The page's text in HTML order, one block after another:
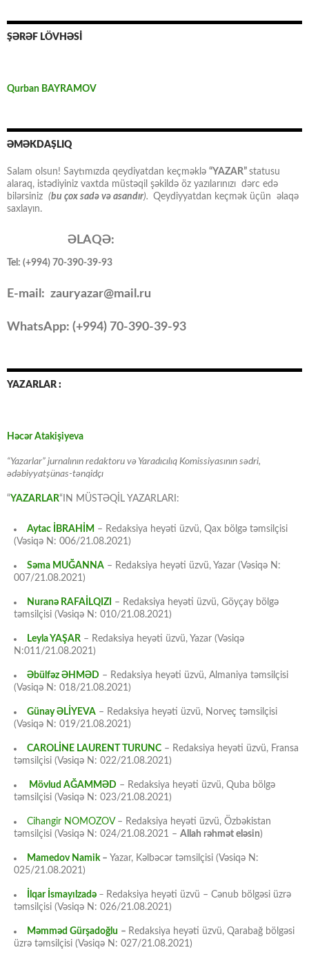
ŞƏRƏF LÖVHƏSİ
Qurban BAYRAMOV
ƏMƏKDAŞLIQ
Salam olsun! Saytımızda qeydiyatdan keçməklə “YAZAR” statusu
alaraq, istədiyiniz vaxtda müstəqil şəkildə öz yazılarınızı dərc edə
bilərsiniz (bu çox sadə və asandır). Qeydiyyatdan keçmək üçün əlaqə
saxlayın.
ƏLAQƏ:
Tel: (+994) 70-390-39-93
E-mail: zauryazar@mail.ru
WhatsApp: (+994) 70-390-39-93
YAZARLAR :
Həcər Atakişiyeva
“Yazarlar” jurnalının redaktoru və Yaradıcılıq Komissiyasının sədri,
ədəbiyyatşünas-tənqidçı
“YAZARLAR“IN MÜSTƏQİL YAZARLARI:
Aytac İBRAHİM – Redaksiya heyəti üzvü, Qax bölgə təmsilçisi
(Vəsiqə N: 006/21.08.2021)
Səma MUĞANNA – Redaksiya heyəti üzvü, Yazar (Vəsiqə N:
007/21.08.2021)
Nuranə RAFAİLQIZI
– Redaksiya heyəti üzvü, Göyçay bölgə
təmsilçisi (Vəsiqə N: 010/21.08.2021)
Leyla YAŞAR – Redaksiya heyəti üzvü, Yazar (Vəsiqə
N:011/21.08.2021)
Əbülfəz ƏHMƏD – Redaksiya heyəti üzvü, Almaniya təmsilçisi
(Vəsiqə N: 018/21.08.2021)
Günay ƏLİYEVA – Redaksiya heyəti üzvü, Norveç təmsilçisi
(Vəsiqə N: 019/21.08.2021)
CAROLİNE LAURENT TURUNC – Redaksiya heyəti üzvü, Fransa
təmsilçisi (Vəsiqə N: 022/21.08.2021)
Mövlud AĞAMMƏD – Redaksiya heyəti üzvü, Quba bölgə
təmsilçisi (Vəsiqə N: 023/21.08.2021)
Cihangir NOMOZOV– Redaksiya heyəti üzvü, Özbəkistan
təmsilçisi (Vəsiqə N: 024/21.08.2021 – Allah rəhmət eləsin)
Mamedov Namik– Yazar, Kəlbəcər təmsilçisi (Vəsiqə N:
025/21.08.2021)
İlqar İsmayılzadə – Redaksiya heyəti üzvü – Cənub bölgəsi üzrə
təmsilçisi (Vəsiqə N: 026/21.08.2021)
Məmməd Gürşadoğlu – Redaksiya heyəti üzvü, Qarabağ bölgəsi
üzrə təmsilçisi (Vəsiqə N: 027/21.08.2021)